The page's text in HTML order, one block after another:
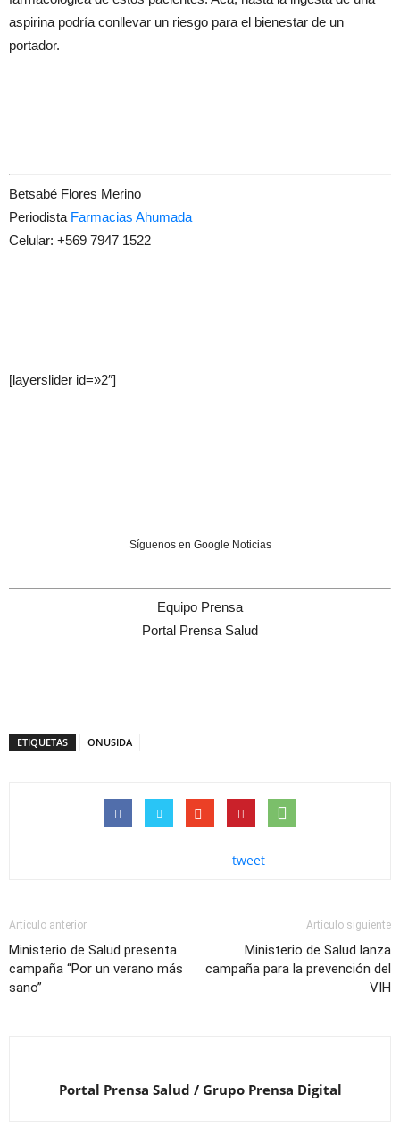
aspirina podría conllevar un riesgo para el bienestar de un
portador.
Betsabé Flores Merino
Periodista Farmacias Ahumada
Celular: +569 7947 1522
[layerslider id=»2″]
Síguenos en Google Noticias
Equipo Prensa
Portal Prensa Salud
ETIQUETAS ONUSIDA
tweet
Artículo anterior
Ministerio de Salud presenta
campaña “Por un verano más
sano”
Artículo siguiente
Ministerio de Salud lanza
campaña para la prevención del
VIH
Portal Prensa Salud / Grupo Prensa Digital